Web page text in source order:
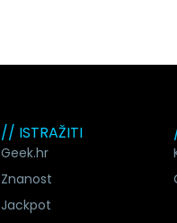
// ISTRAŽITI
Geek.hr
Znanost
Jackpot